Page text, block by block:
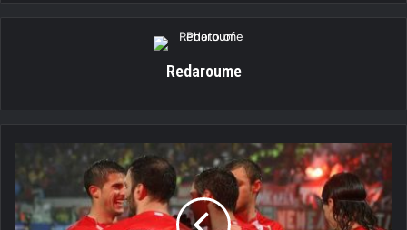
Redaroume
«Καθάρισε»
με
Φουστέρ!
(video)